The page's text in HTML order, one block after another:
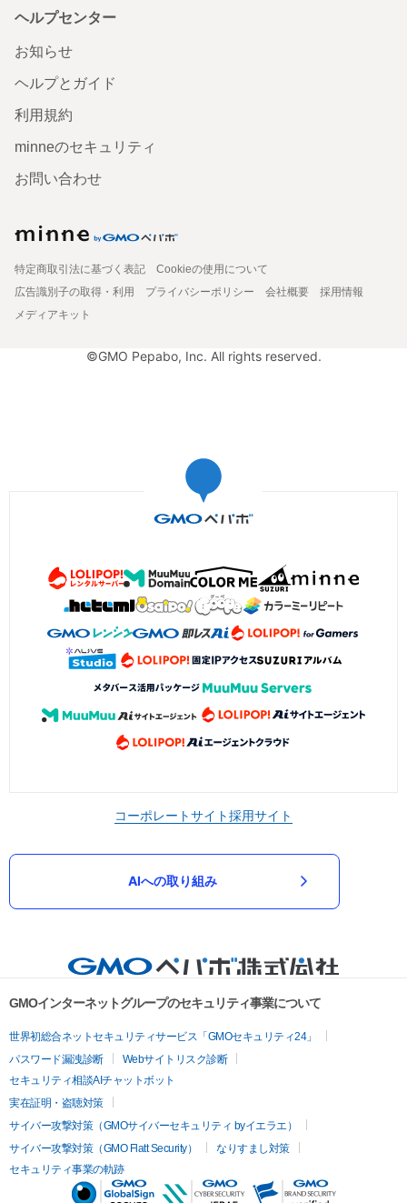
ヘルプセンター
お知らせ
ヘルプとガイド
利用規約
minneのセキュリティ
お問い合わせ
特定商取引法に基づく表記
Cookieの使用について
広告識別子の取得・利用
プライバシーポリシー 会社概要
採用情報
メディアキット
©GMO Pepabo, Inc. All rights reserved.
コーポレートサイト採用サイト
AIへの取り組み
GMOインターネットグループのセキュリティ事業について
世界初総合ネットセキュリティサービス「GMOセキュリティ24」
パスワード漏洩診断
Webサイトリスク診断
セキュリティ相談AIチャットボット
実在証明・盗聴対策
サイバー攻撃対策（GMOサイバーセキュリティ byイエラエ）
サイバー攻撃対策（GMO Flatt Security）
なりすまし対策
セキュリティ事業の軌跡